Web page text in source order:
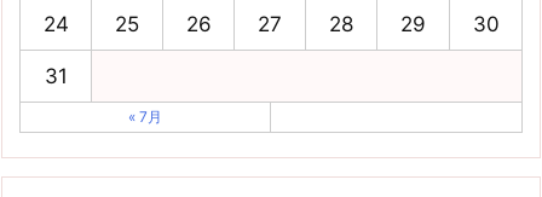
24 25 26 27 28 29 30
31
« 7月